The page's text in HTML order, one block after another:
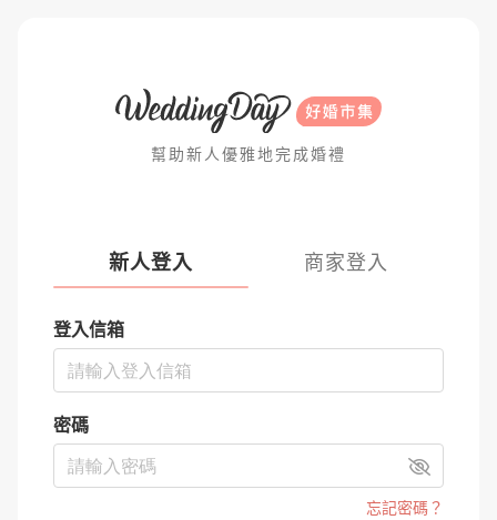
幫助新人優雅地完成婚禮
新人登入 商家登入
登入信箱
密碼
忘記密碼？